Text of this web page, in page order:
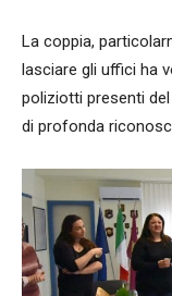
La coppia,
lasciare gli uffici ha
poliziotti presenti
di profonda